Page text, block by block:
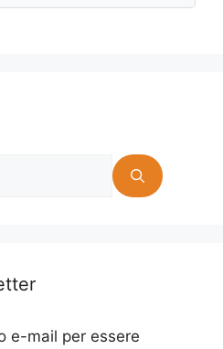
e-mail per essere